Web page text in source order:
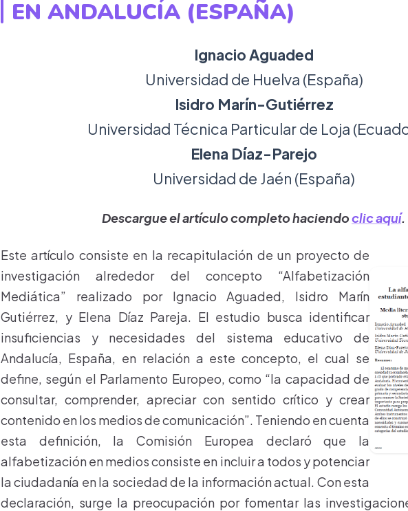
EN ANDALUCÍA (ESPAÑA)
Ignacio Aguaded
Universidad de Huelva (España)
Isidro Marín-Gutiérrez
Universidad Técnica Particular de Loja
Elena Díaz-Parejo
Universidad de Jaén (España)
Descargue el artículo completo haciendoclic aquí.
Este artículo consiste en la recapitulación de un proyecto de
investigación alrededor del concepto “Alfabetización
Mediática” realizado por Ignacio Aguaded, Isidro Marín
Gutiérrez, y Elena Díaz Pareja. El estudio busca identificar
insuficiencias y necesidades del sistema educativo de
Andalucía, España, en relación a este concepto, el cual se
define, según el Parlamento Europeo, como “la capacidad de
consultar, comprender, apreciar con sentido crítico y crear
contenido en los medios de comunicación”. Teniendo en cuenta
esta definición, la Comisión Europea declaró que la
alfabetización en medios consiste en incluir a todos y potenciar
la ciudadanía en la sociedad de la información actual. Con esta
declaración, surge la preocupación por fomentar las